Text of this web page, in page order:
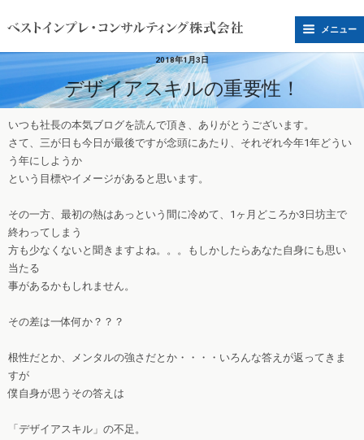
メニュー
2018年1月3日
デザイアスキルの重要性！
いつも社長の本気ブログを読んで頂き、ありがとうございます。
さて、三が日も今日が最後ですが念頭にあたり、それぞれ今年1年どうい
う年にしようか
という目標やイメージがあると思います。
その一方、最初の熱はあっという間に冷めて、1ヶ月どころか3日坊主で
終わってしまう
方も少なくないと聞きますよね。。。もしかしたらあなた自身にも思い
当たる
事があるかもしれません。
その差は一体何か？？？
根性だとか、メンタルの強さだとか・・・・いろんな答えが返ってきま
すが
僕自身が思うその答えは
「デザイアスキル」の不足。